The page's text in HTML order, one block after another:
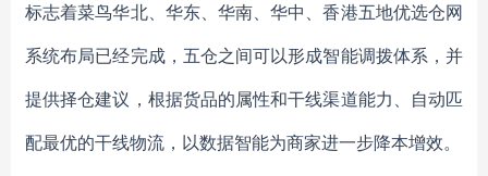
标志着菜鸟华北、华东、华南、华中、香港五地优选仓网
系统布局已经完成，五仓之间可以形成智能调拨体系，并
提供择仓建议，根据货品的属性和干线渠道能力、自动匹
配最优的干线物流，以数据智能为商家进一步降本增效。